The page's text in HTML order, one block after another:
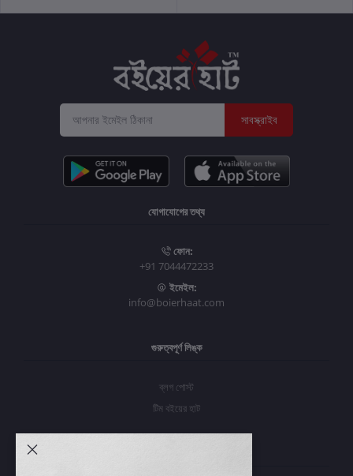
সাবস্ক্রাইব
যোগাযোগের তথ্য
ফোন:
+91 7044472233
ইমেইল:
info@boierhaat.com
গুরুত্বপূর্ণ লিঙ্ক
ব্লগ পোস্ট
টিম বইয়ের হাট